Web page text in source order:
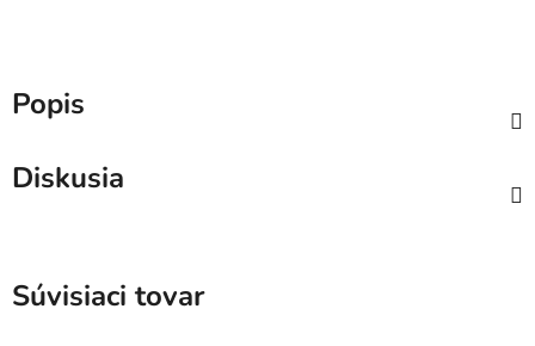
Popis
Diskusia
Súvisiaci tovar